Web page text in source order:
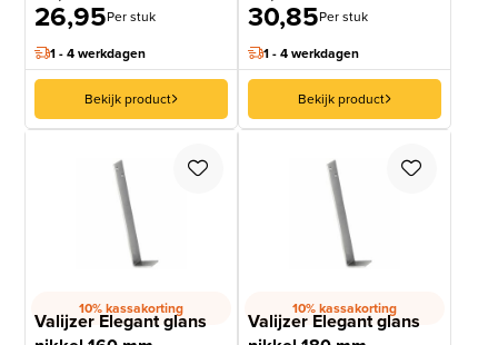
26,95Per stuk
1 - 4 werkdagen
Bekijk product
30,85Per stuk
1 - 4 werkdagen
Bekijk product
10% kassakorting
Valijzer Elegant glans
10% kassakorting
Valijzer Elegant glans